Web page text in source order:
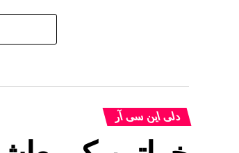
دلی این سی آر